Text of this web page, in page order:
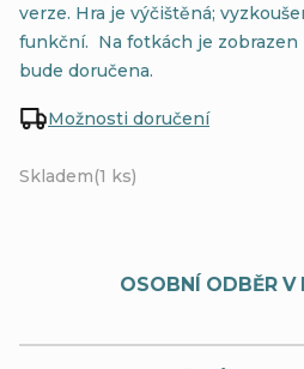
Skladem(1 ks)
Možnosti doručení
verze. Hra je výčištěná;
funkční. Na fotkách je zobrazen
bude doručena.
OSOBNÍ ODBĚR V